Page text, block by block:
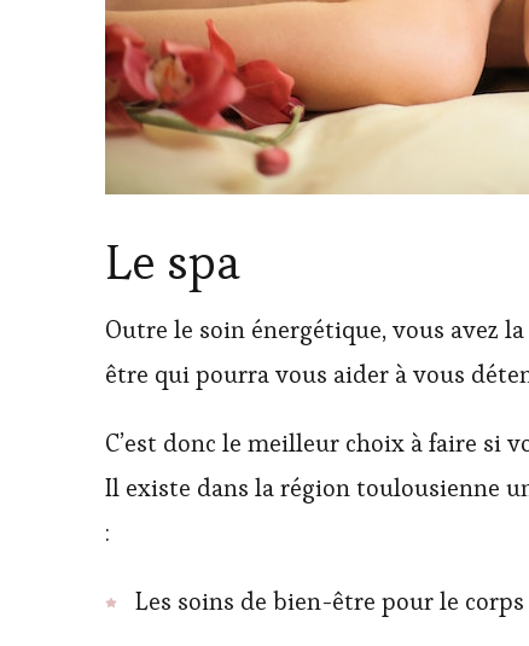
Le spa
Outre le soin énergétique, vous avez
être qui pourra vous aider à vous
C’est donc le meilleur choix à faire si
Il existe dans la région toulousienne
:
Les soins de bien-être pour le corps